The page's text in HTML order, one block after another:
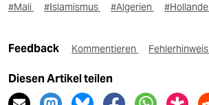
#Mali #Islamismus #Algerien #Hollande
Feedback Kommentieren Fehlerhinweis
Diesen Artikel teilen